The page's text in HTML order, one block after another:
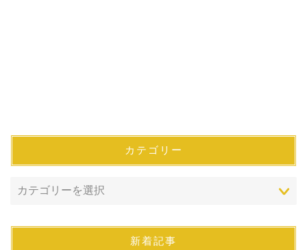
カテゴリー
新着記事